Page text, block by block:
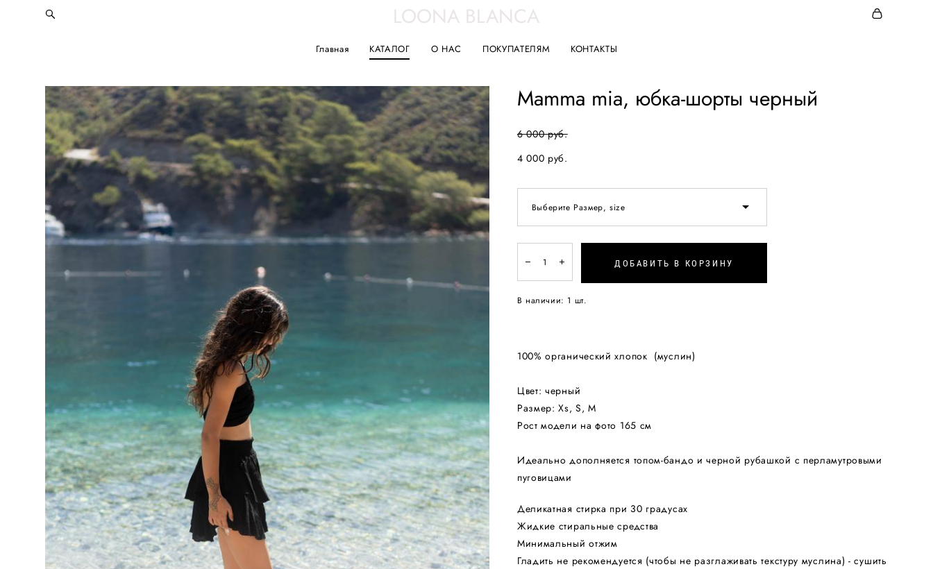
LOONA BLANCA
Главная КАТАЛОГ О НАС ПОКУПАТЕЛЯМ КОНТАКТЫ
Mamma mia, юбка-шорты черный
6 000 pуб.
4 000 pуб.
Выберите Размер, size
В наличии: 1 шт.
ДОБАВИТЬ В КОРЗИНУ
100% органический хлопок (муслин)
Цвет: черный
Размер: Xs, S, M
Рост модели на фото 165 см
Идеально дополняется топом-бандо и черной рубашкой с перламутровыми
пуговицами
Деликатная стирка при 30 градусах
Жидкие стиральные средства
Минимальный отжим
Гладить не рекомендуется (чтобы не разглаживать текстуру муслина) - сушить